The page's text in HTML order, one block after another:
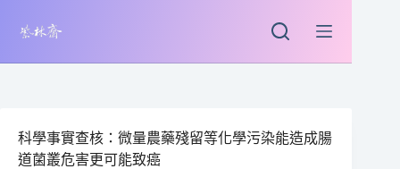
科學事實查核：微量農藥殘留等化學污染能造成腸
道菌叢危害更可能致癌